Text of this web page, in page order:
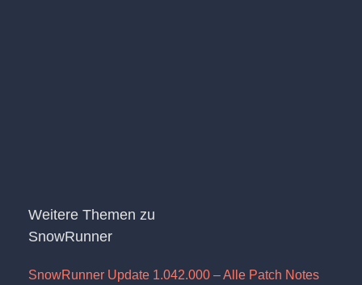
Weitere Themen zu
SnowRunner
SnowRunner Update 1.042.000 – Alle Patch Notes